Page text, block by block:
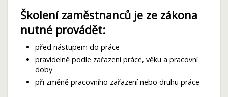
Školení zaměstnanců je ze zákona
nutné provádět:
před nástupem do práce
pravidelně podle zařazení práce, věku a pracovní
doby
při změně pracovního zařazení nebo druhu práce